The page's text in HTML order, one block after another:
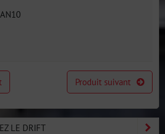
Produit suivant
LE DRIFT